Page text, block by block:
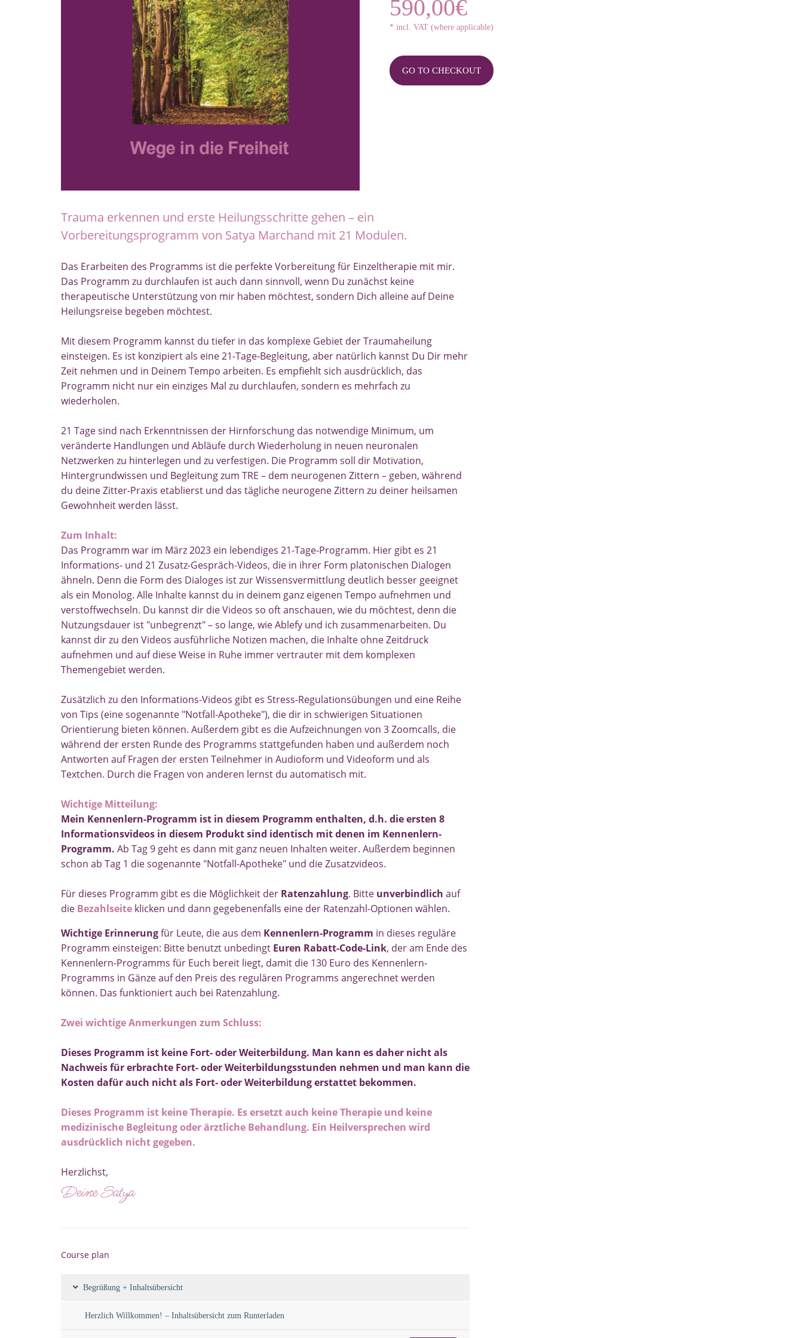
590,00€
* incl. VAT (where applicable)
GO TO CHECKOUT
Trauma erkennen und erste Heilungsschritte gehen – ein
Vorbereitungsprogramm von Satya Marchand mit 21 Modulen.
Das Erarbeiten des Programms ist die perfekte Vorbereitung für Einzeltherapie mit mir.
Das Programm zu durchlaufen ist auch dann sinnvoll, wenn Du zunächst keine
therapeutische Unterstützung von mir haben möchtest, sondern Dich alleine auf Deine
Heilungsreise begeben möchtest.
Mit diesem Programm kannst du tiefer in das komplexe Gebiet der Traumaheilung
einsteigen. Es ist konzipiert als eine 21-Tage-Begleitung, aber natürlich kannst Du Dir mehr
Zeit nehmen und in Deinem Tempo arbeiten. Es empfiehlt sich ausdrücklich, das
Programm nicht nur ein einziges Mal zu durchlaufen, sondern es mehrfach zu
wiederholen.
21 Tage sind nach Erkenntnissen der Hirnforschung das notwendige Minimum, um
veränderte Handlungen und Abläufe durch Wiederholung in neuen neuronalen
Netzwerken zu hinterlegen und zu verfestigen. Die Programm soll dir Motivation,
Hintergrundwissen und Begleitung zum TRE – dem neurogenen Zittern – geben, während
du deine Zitter-Praxis etablierst und das tägliche neurogene Zittern zu deiner heilsamen
Gewohnheit werden lässt.
Zum Inhalt:
Das Programm war im März 2023 ein lebendiges 21-Tage-Programm. Hier gibt es 21
Informations- und 21 Zusatz-Gespräch-Videos, die in ihrer Form platonischen Dialogen
ähneln. Denn die Form des Dialoges ist zur Wissensvermittlung deutlich besser geeignet
als ein Monolog. Alle Inhalte kannst du in deinem ganz eigenen Tempo aufnehmen und
verstoffwechseln. Du kannst dir die Videos so oft anschauen, wie du möchtest, denn die
Nutzungsdauer ist "unbegrenzt" – so lange, wie Ablefy und ich zusammenarbeiten. Du
kannst dir zu den Videos ausführliche Notizen machen, die Inhalte ohne Zeitdruck
aufnehmen und auf diese Weise in Ruhe immer vertrauter mit dem komplexen
Themengebiet werden.
Zusätzlich zu den Informations-Videos gibt es Stress-Regulationsübungen und eine Reihe
von Tips (eine sogenannte "Notfall-Apotheke"), die dir in schwierigen Situationen
Orientierung bieten können. Außerdem gibt es die Aufzeichnungen von 3 Zoomcalls, die
während der ersten Runde des Programms stattgefunden haben und außerdem noch
Antworten auf Fragen der ersten Teilnehmer in Audioform und Videoform und als
Textchen. Durch die Fragen von anderen lernst du automatisch mit.
Wichtige Mitteilung:
Mein Kennenlern-Programm ist in diesem Programm enthalten, d.h. die ersten 8
Informationsvideos in diesem Produkt sind identisch mit denen im Kennenlern-
Programm. Ab Tag 9 geht es dann mit ganz neuen Inhalten weiter. Außerdem beginnen
schon ab Tag 1 die sogenannte "Notfall-Apotheke" und die Zusatzvideos.
Für dieses Programm gibt es die Möglichkeit der Ratenzahlung. Bitte unverbindlich auf
die Bezahlseite klicken und dann gegebenenfalls eine der Ratenzahl-Optionen wählen.
Wichtige Erinnerungfür Leute, die aus dem Kennenlern-Programm in dieses reguläre
Programm einsteigen: Bitte benutzt unbedingt Euren Rabatt-Code-Link, der am Ende des
Kennenlern-Programms für Euch bereit liegt, damit die 130 Euro des Kennenlern-
Programms in Gänze auf den Preis des regulären Programms angerechnet werden
können. Das funktioniert auch bei Ratenzahlung.
Zwei wichtige Anmerkungen zum Schluss:
Dieses Programm ist keine Fort- oder Weiterbildung. Man kann es daher nicht als
Nachweis für erbrachte Fort- oder Weiterbildungsstunden nehmen und man kann die
Kosten dafür auch nicht als Fort- oder Weiterbildung erstattet bekommen.
Dieses Programm ist keine Therapie. Es ersetzt auch keine Therapie und keine
medizinische Begleitung oder ärztliche Behandlung. Ein Heilversprechen wird
ausdrücklich nicht gegeben.
Herzlichst,
Deine Satya
Course plan
Begrüßung + Inhaltsübersicht
Herzlich Willkommen! – Inhaltsübersicht zum Runterladen